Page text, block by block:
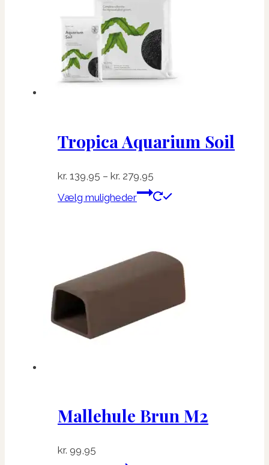
Tropica Aquarium Soil
kr. 139,95 – kr. 279,95
kr. 139,95
Vælg muligheder
Dette
varianter.
Mulighederne
kan
vælges
Mallehule Brun M2
kr. 99,95